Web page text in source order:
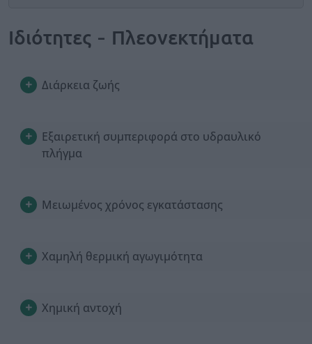
Ιδιότητες - Πλεονεκτήματα
Διάρκεια ζωής
Εξαιρετική συμπεριφορά στο υδραυλικό
πλήγμα
Μειωμένος χρόνος εγκατάστασης
Χαμηλή θερμική αγωγιμότητα
Χημική αντοχή